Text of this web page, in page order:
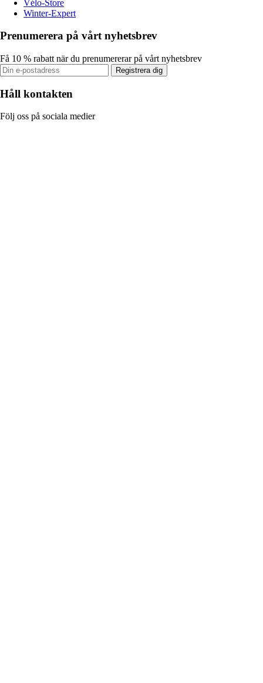
Vélo-Store
Winter-Expert
Prenumerera på vårt nyhetsbrev
Få 10 % rabatt när du prenumererar på vårt nyhetsbrev
Registrera dig
Håll kontakten
Följ oss på sociala medier